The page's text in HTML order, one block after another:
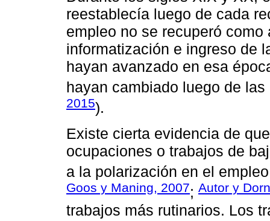
reestablecía luego de cada
empleo no se recuperó
informatización e ingreso de
hayan avanzado en esa
hayan cambiado luego de
2015).
Existe cierta evidencia de
ocupaciones o trabajos de
a la polarización en el
Goos y Maning, 2007; Autor y
trabajos más rutinarios. Los